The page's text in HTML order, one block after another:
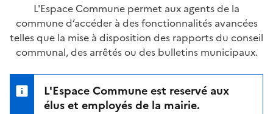
L'Espace Commune permet aux agents de la
commune d’accéder à des fonctionnalités avancées
telles que la mise à disposition des rapports du conseil
communal, des arrêtés ou des bulletins municipaux.
L'Espace Commune est reservé aux
élus et employés de la mairie.